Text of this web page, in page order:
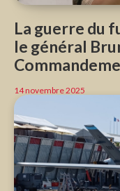
La guerre du
le général
14 novembre 2025